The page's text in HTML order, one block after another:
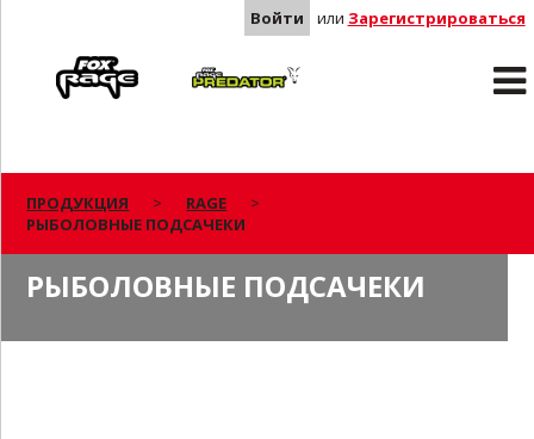
Войти или Зарегистрироваться
Predator
ПРОДУКЦИЯ
RAGE
РЫБОЛОВНЫЕ ПОДСАЧЕКИ
РЫБОЛОВНЫЕ ПОДСАЧЕКИ